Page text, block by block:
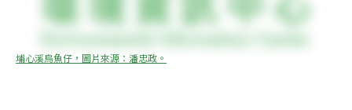
埔心溪烏魚仔，圖片來源：潘忠政。